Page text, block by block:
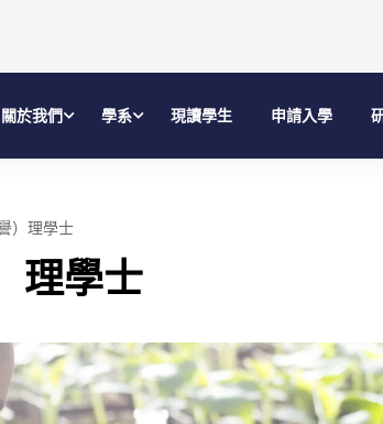
關於我們 學系 現讀學生 申請入學
）理學士
理學士